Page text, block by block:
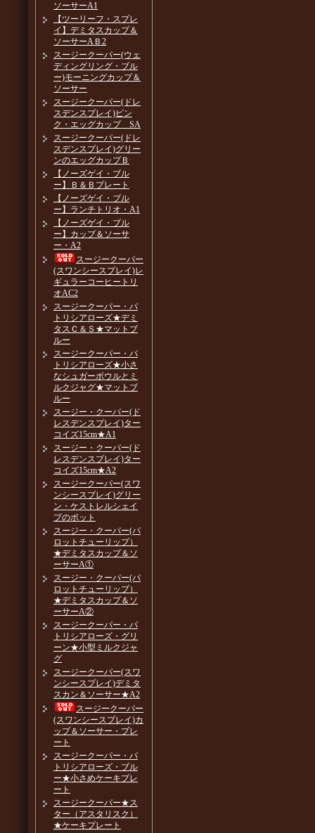
ソーサーA1
【ツーリーフ・スプレ
イ】デミタスカップ＆
ソーサーAＢ2
スージークーパー(ウェ
ディングリング・ブル
ー)モーニングカップ＆
ソーサー
スージークーパー(ドレ
スデンスプレイ)ピン
ク・エッグカップ SA
スージークーパー(ドレ
スデンスプレイ)グリー
ンのエッグカップＢ
【ノーズゲイ・ブル
ー】Ｂ＆Ｂプレート
【ノーズゲイ・ブル
ー】ランチトリオ・A1
【ノーズゲイ・ブル
ー】カップ＆ソーサ
ー・A2
スージークーパー
(スワンシースプレイ)レ
ギュラーコーヒートリ
オAC2
スージークーパー・パ
トリシアローズ★デミ
タスＣ＆Ｓ★マットブ
ルー
スージークーパー・パ
トリシアローズ★小さ
なシュガーボウルとミ
ルクジャグ★マットブ
ルー
スージー・クーパー(ド
レスデンスプレイ)ター
コイズ15cm★A1
スージー・クーパー(ド
レスデンスプレイ)ター
コイズ15cm★A2
スージークーパー(スワ
ンシースプレイ)グリー
ン・ケストレルシェイ
プのポット
スージー・クーパー(パ
ロットチューリップ）
★デミタスカップ＆ソ
ーサーA①
スージー・クーパー(パ
ロットチューリップ）
★デミタスカップ＆ソ
ーサーA②
スージークーパー・パ
トリシアローズ・グリ
ーン★小型ミルクジャ
グ
スージークーパー(スワ
ンシースプレイ)デミタ
スカン＆ソーサー★A2
スージークーパー
(スワンシースプレイ)カ
ップ＆ソーサー・プレ
ート
スージークーパー・パ
トリシアローズ・ブル
ー★小さめケーキプレ
ート
スージークーパー★ス
ター（アスタリスク）
★ケーキプレート